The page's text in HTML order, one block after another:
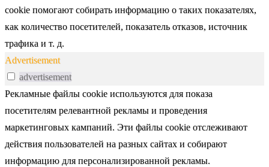
cookie помогают собирать информацию о таких показателях,
как количество посетителей, показатель отказов, источник
трафика и т. д.
Advertisement
advertisement
Рекламные файлы cookie используются для показа
посетителям релевантной рекламы и проведения
маркетинговых кампаний. Эти файлы cookie отслеживают
действия пользователей на разных сайтах и собирают
информацию для персонализированной рекламы.